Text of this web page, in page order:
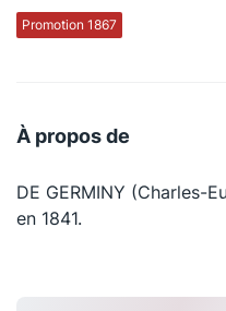
Promotion 1867
À propos de
DE GERMINY (Charles-
en 1841.
La Conférence Berryer
La Petite Conférence